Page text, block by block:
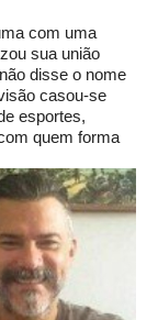
com uma
sua união
disse o nome
casou-se
esportes,
quem forma